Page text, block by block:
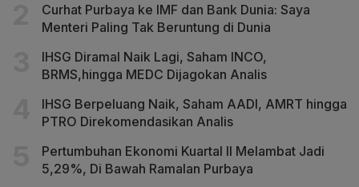
Curhat Purbaya ke IMF dan Bank Dunia: Saya
Menteri Paling Tak Beruntung di Dunia
IHSG Diramal Naik Lagi, Saham INCO,
BRMS,hingga MEDC Dijagokan Analis
IHSG Berpeluang Naik, Saham AADI, AMRT hingga
PTRO Direkomendasikan Analis
Pertumbuhan Ekonomi Kuartal II Melambat Jadi
5,29%, Di Bawah Ramalan Purbaya